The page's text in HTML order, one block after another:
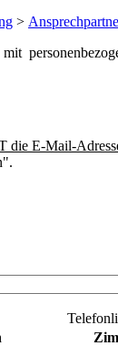
>
die E-Mail-